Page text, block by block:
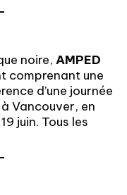
noire, AMPED
comprenant une
d’une journée
Vancouver, en
juin. Tous les